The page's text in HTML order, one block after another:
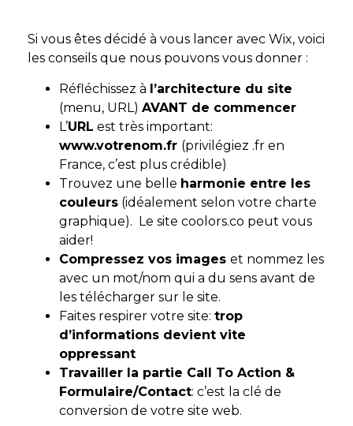
Si vous êtes décidé à vous lancer avec Wix, voici
les conseils que nous pouvons vous donner :
Réfléchissez à l’architecture du site
(menu, URL) AVANT de commencer
L’URL est très important:
www.votrenom.fr (privilégiez .fr en
France, c’est plus crédible)
Trouvez une belle harmonie entre les
couleurs (idéalement selon votre charte
graphique). Le site coolors.co peut vous
aider!
Compressez vos images et nommez les
avec un mot/nom qui a du sens avant de
les télécharger sur le site.
Faites respirer votre site: trop
d’informations devient vite
oppressant
Travailler la partie Call To Action &
Formulaire/Contact: c’est la clé de
conversion de votre site web.